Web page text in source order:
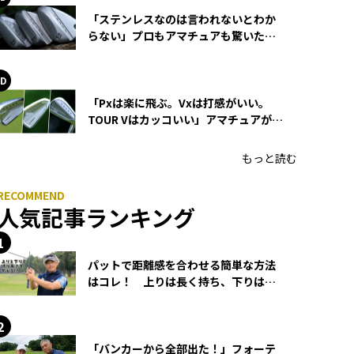
「ステンレスなのは言われないとわか
らない」プロもアマチュアも驚いた
「Pxは楽に飛ぶ。Vxは打感がいい。
TOUR Vはカッコいい」アマチュアが選
もっと読む
気記事ランキング
パットで距離感を合わせる簡単な方法
はコレ！ 上りは長く持ち、下りは短
「バンカーから全部出た！」フォーテ